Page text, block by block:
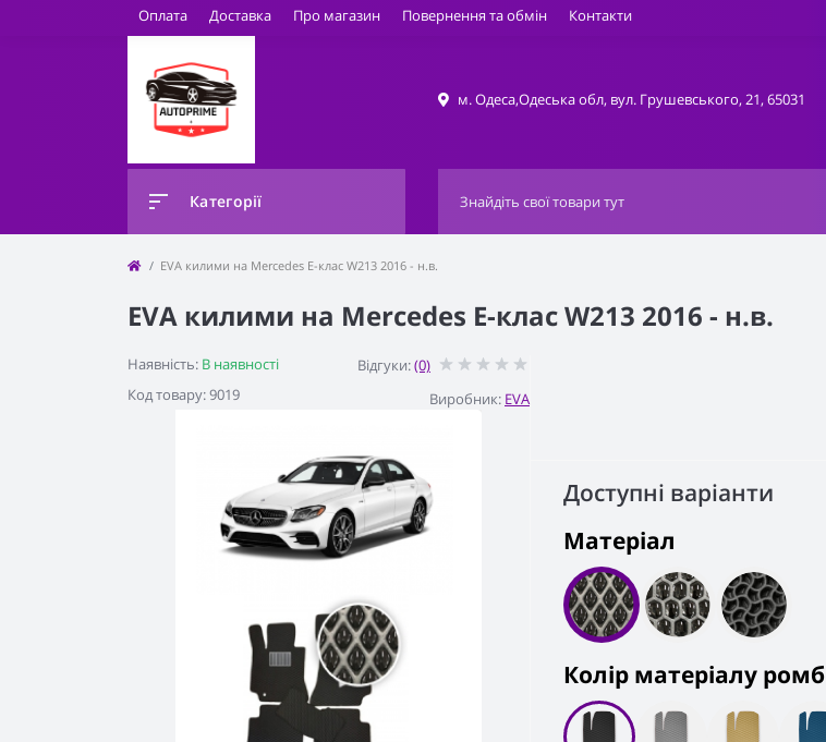
Оплата Доставка Про магазин Повернення та обмін Контакти
м. Одеса,Одеська обл, вул. Грушевського, 21, 65031
Категорії
EVA килими на Mercedes Е-клас W213 2016 - н.в.
EVA килими на Mercedes Е-клас W213 2016 - н.в.
Наявність: В наявності
Код товару: 9019
Відгуки:(0)
Виробник: EVA
Доступні варіанти
Матеріал
Колiр матеріалу ромб